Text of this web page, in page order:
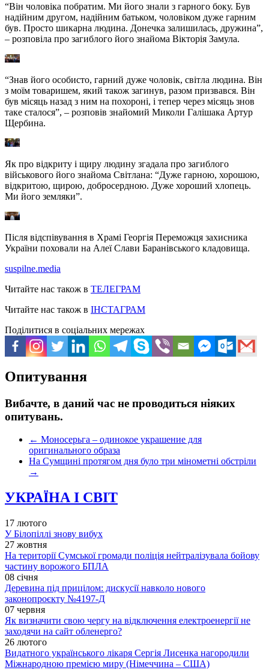
“Він чоловіка побратим. Ми його знали з гарного боку. Був
надійним другом, надійним батьком, чоловіком дуже гарним
був. Просто шикарна людина. Донечка залишилась, дружина”,
– розповіла про загиблого його знайома Вікторія Замула.
“Знав його особисто, гарний дуже чоловік, світла людина. Він
з моїм товаришем, який також загинув, разом призвався. Він
був місяць назад з ним на похороні, і тепер через місяць знов
таке сталося”, – розповів знайомий Миколи Галішака Артур
Щербина.
Як про відкриту і щиру людину згадала про загиблого
військового його знайома Світлана: “Дуже гарною, хорошою,
відкритою, щирою, добросердною. Дуже хороший хлопець.
Ми його земляки”.
Після відспівування в Храмі Георгія Переможця захисника
України поховали на Алеї Слави Баранівського кладовища.
suspilne.media
Читайте нас також в ТЕЛЕГРАМ
Читайте нас також в ІНСТАГРАМ
Поділитися в соціальних мережах
Опитування
Вибачте, в даний час не проводиться ніяких
опитувань.
← Моносерьга – одинокое украшение для
оригинального образа
На Сумщині протягом дня було три мінометні обстріли
→
УКРАЇНА І СВІТ
17 лютого
У Білопіллі знову вибух
27 жовтня
На території Сумської громади поліція нейтралізувала бойову
частину ворожого БПЛА
08 січня
Деревина під прицілом: дискусії навколо нового
законопроєкту №4197-Д
07 червня
Як визначити свою чергу на відключення електроенергії не
заходячи на сайт обленерго?
26 лютого
Видатного українського лікаря Сергія Лисенка нагородили
Міжнародною премією миру (Німеччина – США)